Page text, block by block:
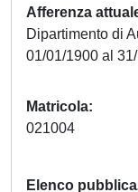
Afferenza
Dipartimento di
01/01/1900 al
Matricola
021004
Elenco